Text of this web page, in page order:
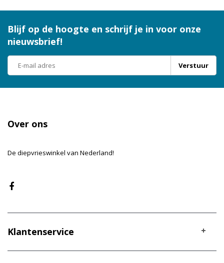
Blijf op de hoogte en schrijf je in voor onze
nieuwsbrief!
Verstuur
Over ons
De diepvrieswinkel van Nederland!
Klantenservice